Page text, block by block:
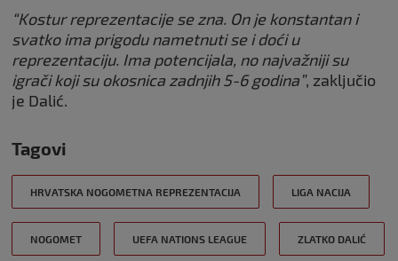
“Kostur reprezentacije se zna. On je konstantan i
svatko ima prigodu nametnuti se i doći u
reprezentaciju. Ima potencijala, no najvažniji su
igrači koji su okosnica zadnjih 5-6 godina”, zaključio
je Dalić.
Tagovi
HRVATSKA NOGOMETNA REPREZENTACIJA LIGA NACIJA
NOGOMET UEFA NATIONS LEAGUE ZLATKO DALIĆ